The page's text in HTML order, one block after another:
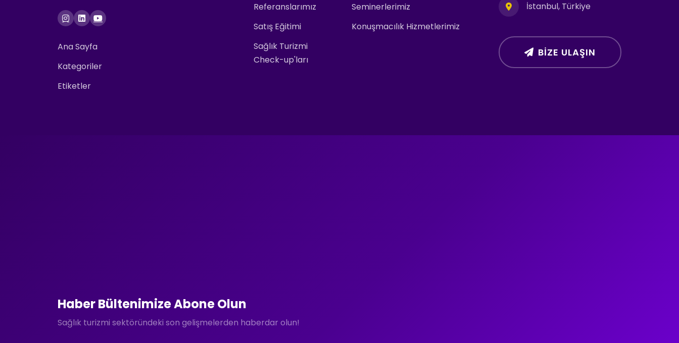
Ana Sayfa
Kategoriler
Etiketler
Referanslarımız
Satış Eğitimi
Sağlık Turizmi
Check-up'ları
Seminerlerimiz
Konuşmacılık Hizmetlerimiz
İstanbul, Türkiye
BIZE ULAŞIN
Haber Bültenimize Abone Olun
Sağlık turizmi sektöründeki son gelişmelerden haberdar olun!